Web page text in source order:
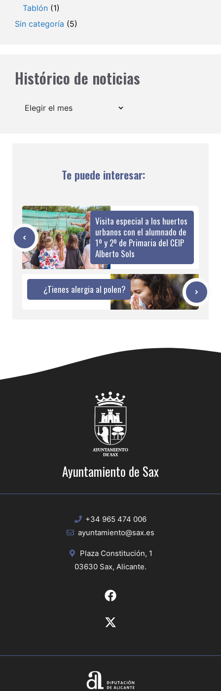
Tablón (1)
Sin categoría (5)
Histórico de noticias
Archivos
Te puede interesar:
Visita especial a los huertos
urbanos con el alumnado de
1º y 2º de Primaria del CEIP
Alberto Sols
¿Tienes alergia al polen?
Ayuntamiento de Sax
+34 965 474 006
ayuntamiento@sax.es
Plaza Constitución, 1
03630 Sax, Alicante.